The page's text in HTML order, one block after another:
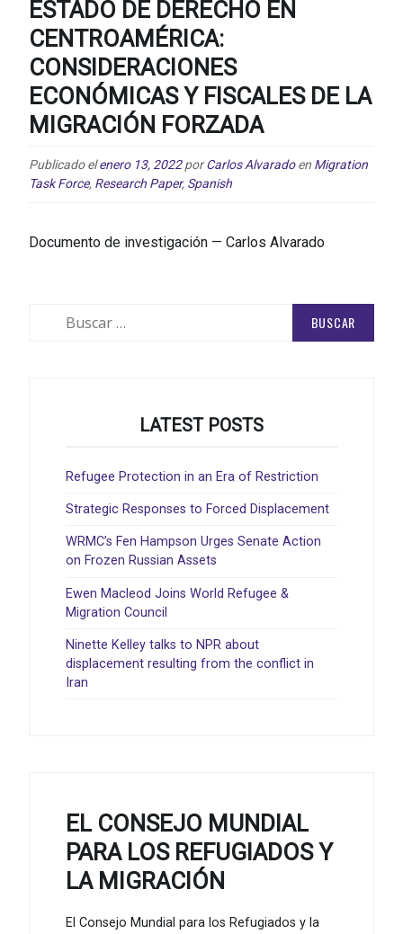
ESTADO DE DERECHO EN
CENTROAMÉRICA:
CONSIDERACIONES
ECONÓMICAS Y FISCALES DE LA
MIGRACIÓN FORZADA
Publicado elenero 13, 2022 por Carlos Alvarado en Migration
Task Force, Research Paper, Spanish
Documento de investigación — Carlos Alvarado
LATEST POSTS
Refugee Protection in an Era of Restriction
Strategic Responses to Forced Displacement
WRMC’s Fen Hampson Urges Senate Action
on Frozen Russian Assets
Ewen Macleod Joins World Refugee &
Migration Council
Ninette Kelley talks to NPR about
displacement resulting from the conflict in
Iran
EL CONSEJO MUNDIAL
PARA LOS REFUGIADOS Y
LA MIGRACIÓN
El Consejo Mundial para los Refugiados y la